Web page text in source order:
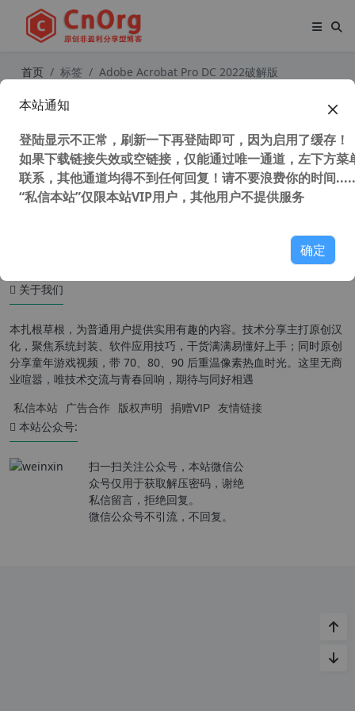
首页 标签 Adobe Acrobat Pro DC 2022破解版
独家 Adobe Acrobat Pro DC 2023 x
转蓝 教程)
关于我们
本扎根草根，为普通用户提供实用有趣的内容。技术分享主打原创汉
化，聚焦系统封装、软件应用技巧，干货满满易懂好上手；同时原创
分享童年游戏视频，带 70、80、90 后重温像素热血时光。这里无商
业喧嚣，唯技术交流与青春回响，期待与同好相遇
私信本站 广告合作 版权声明 捐赠VIP 友情链接
本站公众号:
扫一扫关注公众号，本站微信公
众号仅用于获取解压密码，谢绝
私信留言，拒绝回复。
微信公众号不引流，不回复。
本站通知
登陆显示不正常，刷新一下再登陆即可，因为启用了缓存！
如果下载链接失效或空链接，仅能通过唯一通道，左下方菜
联系，其他通道均得不到任何回复！请不要浪费你的时间
“私信本站”仅限本站VIP用户，其他用户不提供服务
确定